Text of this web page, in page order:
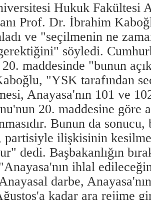
Hukuk Fakültesi
Prof. Dr. İbrahim
ve "seçilmenin ne
söyledi.
maddesinde "bunun
"YSK tarafından
Anayasa'nın 101 ve
20. maddesine göre
Bunun da
partisiyle ilişkisinin
dedi. Başbakanlığın
ihlal
darbe, Anayasa'nın
kadar ara rejime